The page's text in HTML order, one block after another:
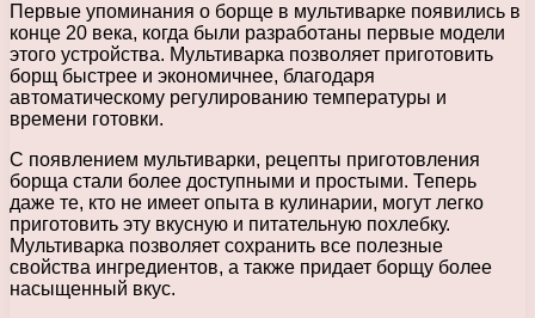
Первые упоминания о борще в мультиварке появились в
конце 20 века, когда были разработаны первые модели
этого устройства. Мультиварка позволяет приготовить
борщ быстрее и экономичнее, благодаря
автоматическому регулированию температуры и
времени готовки.
С появлением мультиварки, рецепты приготовления
борща стали более доступными и простыми. Теперь
даже те, кто не имеет опыта в кулинарии, могут легко
приготовить эту вкусную и питательную похлебку.
Мультиварка позволяет сохранить все полезные
свойства ингредиентов, а также придает борщу более
насыщенный вкус.